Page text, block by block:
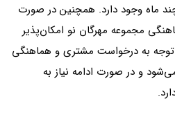
24 ساعت تا چند ماه وجود دارد. همچنین در صورت
مجموعه مهرگان نو امکان‌پذیر
توجه به درخواست مشتری و هماهنگی
و در صورت ادامه نیاز به